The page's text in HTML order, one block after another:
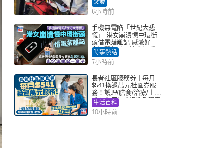
突發
6小時前
手機無電陷「世紀大恐
慌」 港女崩潰憶中環街
頭借電落難記 感激好心
人溫馨相助：這份溫暖
記一輩子｜Juicy叮
時事熱話
7小時前
長者社區服務券｜每月
$541換過萬元社區券服
務！護理/膳食/治療/上門
或中心任揀 1條件免資產
審查（附申請資格及教
學）
生活百科
10小時前